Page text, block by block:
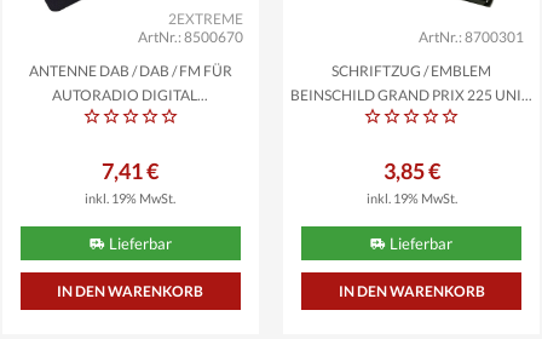
ArtNr.: 8500670
2EXTREME
ANTENNE DAB / DAB / FM FÜR
AUTORADIO DIGITAL...
7,41 €
inkl. 19% MwSt.
Lieferbar
ArtNr.: 8700301
SCHRIFTZUG / EMBLEM
BEINSCHILD GRAND PRIX 225 UNI...
3,85 €
inkl. 19% MwSt.
Lieferbar